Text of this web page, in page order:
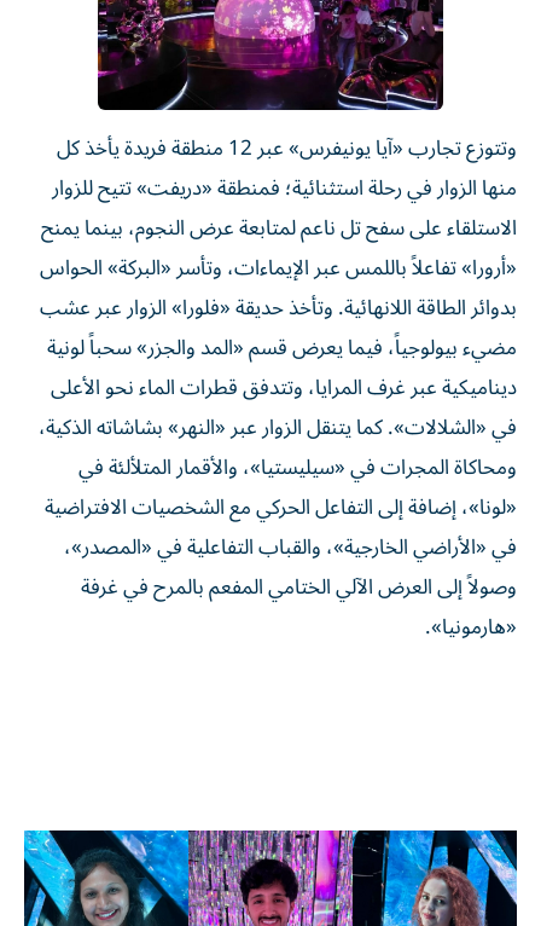
وتتوزع تجارب «آيا يونيفرس» عبر 12 منطقة فريدة يأخذ كل
منها الزوار في رحلة استثنائية؛ فمنطقة «دريفت» تتيح للزوار
الاستلقاء على سفح تل ناعم لمتابعة عرض النجوم، بينما يمنح
«أرورا» تفاعلاً باللمس عبر الإيماءات، وتأسر «البركة» الحواس
بدوائر الطاقة اللانهائية. وتأخذ حديقة «فلورا» الزوار عبر عشب
مضيء بيولوجياً، فيما يعرض قسم «المد والجزر» سحباً لونية
ديناميكية عبر غرف المرايا، وتتدفق قطرات الماء نحو الأعلى
في «الشلالات». كما يتنقل الزوار عبر «النهر» بشاشاته الذكية،
ومحاكاة المجرات في «سيليستيا»، والأقمار المتلألئة في
«لونا»، إضافة إلى التفاعل الحركي مع الشخصيات الافتراضية
في «الأراضي الخارجية»، والقباب التفاعلية في «المصدر»،
وصولاً إلى العرض الآلي الختامي المفعم بالمرح في غرفة
«هارمونيا».